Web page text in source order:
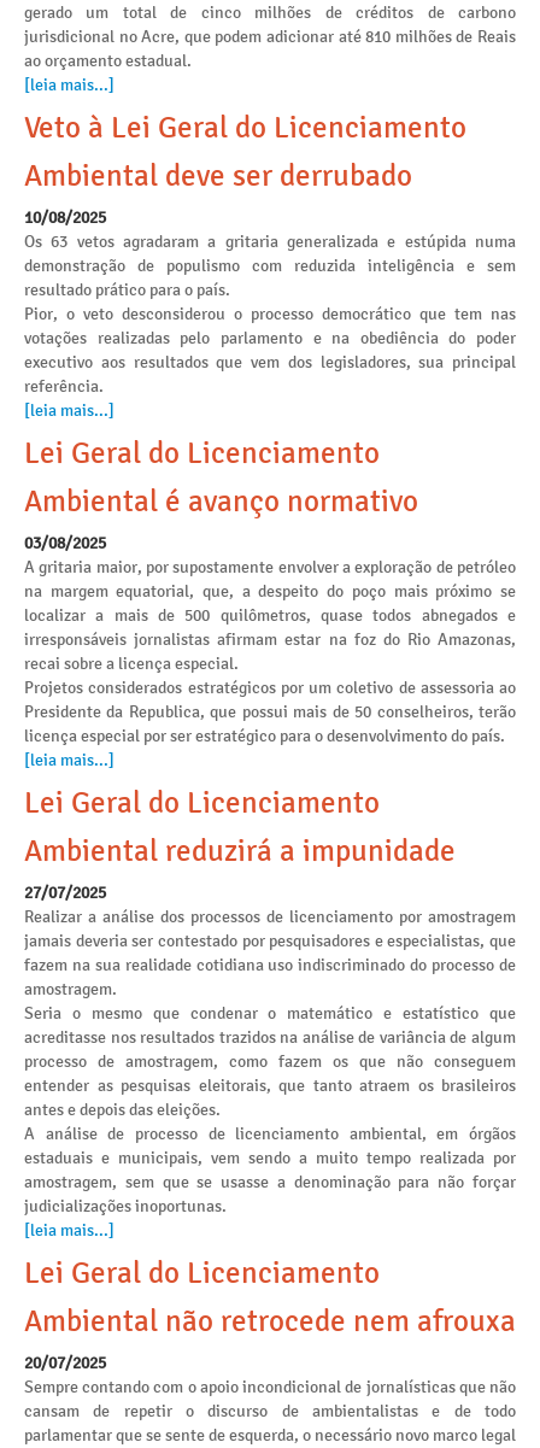
gerado um total de cinco milhões de créditos de carbono
jurisdicional no Acre, que podem adicionar até 810 milhões de Reais
ao orçamento estadual.
[leia mais...]
Veto à Lei Geral do Licenciamento
Ambiental deve ser derrubado
10/08/2025
Os 63 vetos agradaram a gritaria generalizada e estúpida numa
demonstração de populismo com reduzida inteligência e sem
resultado prático para o país.
Pior, o veto desconsiderou o processo democrático que tem nas
votações realizadas pelo parlamento e na obediência do poder
executivo aos resultados que vem dos legisladores, sua principal
referência.
[leia mais...]
Lei Geral do Licenciamento
Ambiental é avanço normativo
03/08/2025
A gritaria maior, por supostamente envolver a exploração de petróleo
na margem equatorial, que, a despeito do poço mais próximo se
localizar a mais de 500 quilômetros, quase todos abnegados e
irresponsáveis jornalistas afirmam estar na foz do Rio Amazonas,
recai sobre a licença especial.
Projetos considerados estratégicos por um coletivo de assessoria ao
Presidente da Republica, que possui mais de 50 conselheiros, terão
licença especial por ser estratégico para o desenvolvimento do país.
[leia mais...]
Lei Geral do Licenciamento
Ambiental reduzirá a impunidade
27/07/2025
Realizar a análise dos processos de licenciamento por amostragem
jamais deveria ser contestado por pesquisadores e especialistas, que
fazem na sua realidade cotidiana uso indiscriminado do processo de
amostragem.
Seria o mesmo que condenar o matemático e estatístico que
acreditasse nos resultados trazidos na análise de variância de algum
processo de amostragem, como fazem os que não conseguem
entender as pesquisas eleitorais, que tanto atraem os brasileiros
antes e depois das eleições.
A análise de processo de licenciamento ambiental, em órgãos
estaduais e municipais, vem sendo a muito tempo realizada por
amostragem, sem que se usasse a denominação para não forçar
judicializações inoportunas.
[leia mais...]
Lei Geral do Licenciamento
Ambiental não retrocede nem afrouxa
20/07/2025
Sempre contando com o apoio incondicional de jornalísticas que não
cansam de repetir o discurso de ambientalistas e de todo
parlamentar que se sente de esquerda, o necessário novo marco legal